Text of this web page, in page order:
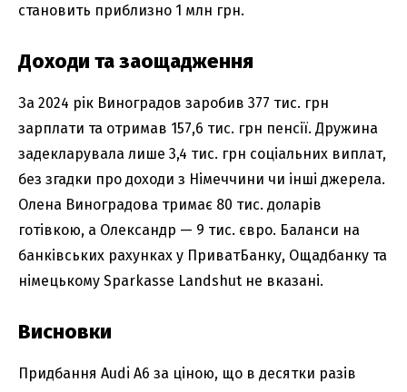
становить приблизно 1 млн грн.
Доходи та заощадження
За 2024 рік Виноградов заробив 377 тис. грн
зарплати та отримав 157,6 тис. грн пенсії. Дружина
задекларувала лише 3,4 тис. грн соціальних виплат,
без згадки про доходи з Німеччини чи інші джерела.
Олена Виноградова тримає 80 тис. доларів
готівкою, а Олександр — 9 тис. євро. Баланси на
банківських рахунках у ПриватБанку, Ощадбанку та
німецькому Sparkasse Landshut не вказані.
Висновки
Придбання Audi A6 за ціною, що в десятки разів